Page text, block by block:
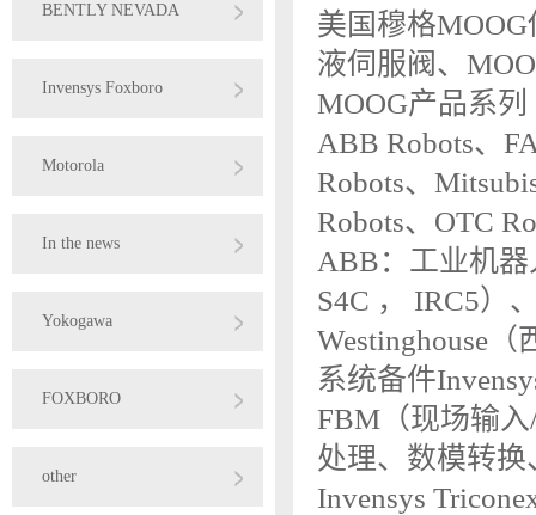
BENTLY NEVADA
Invensys Foxboro
Motorola
In the news
Yokogawa
FOXBORO
other
美国穆格
液伺服阀、
MOOG产品系列
ABB Robots、
Robots、
Robots、OTC
ABB：工业机器
S4C ， IRC5）
Westinghouse
系统备件
FBM（现场输
处理、数模转
Invensys